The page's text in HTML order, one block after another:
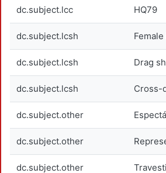
dc.subject.lcc HQ79
dc.subject.lcsh
dc.subject.lcsh Drag
dc.subject.lcsh Cross-
dc.subject.other
dc.subject.other
dc.subject.other